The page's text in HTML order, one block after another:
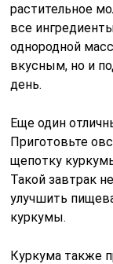
растительное
все
однородной
вкусным, но и
день.
Еще один
Приготовьте
щепотку
Такой завтрак
улучшить
куркумы.
Куркума также